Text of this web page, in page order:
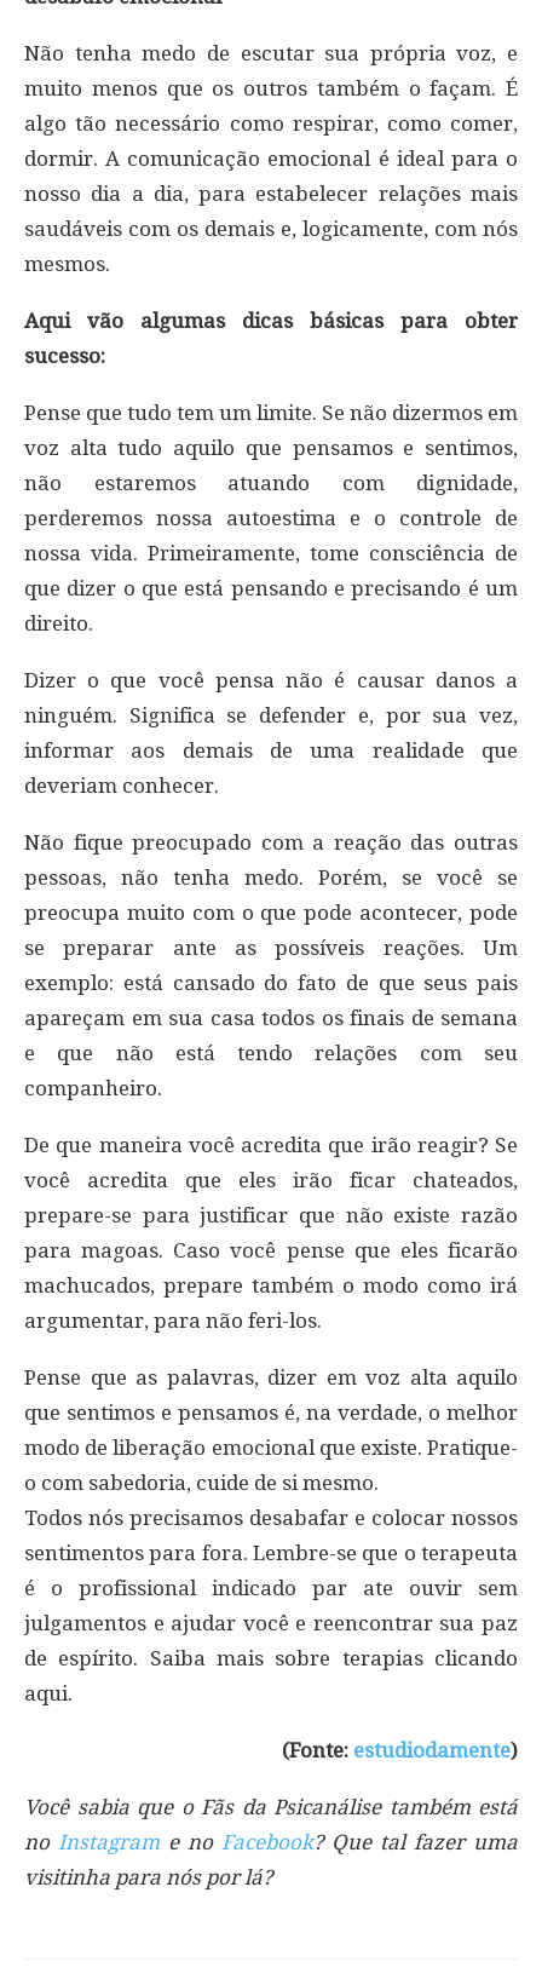
Não tenha medo de escutar sua própria voz, e
muito menos que os outros também o façam. É
algo tão necessário como respirar, como comer,
dormir. A comunicação emocional é ideal para o
nosso dia a dia, para estabelecer relações mais
saudáveis com os demais e, logicamente, com nós
mesmos.
Aqui vão algumas dicas básicas para obter
sucesso:
Pense que tudo tem um limite. Se não dizermos em
voz alta tudo aquilo que pensamos e sentimos,
não estaremos atuando com dignidade,
perderemos nossa autoestima e o controle de
nossa vida. Primeiramente, tome consciência de
que dizer o que está pensando e precisando é um
direito.
Dizer o que você pensa não é causar danos a
ninguém. Significa se defender e, por sua vez,
informar aos demais de uma realidade que
deveriam conhecer.
Não fique preocupado com a reação das outras
pessoas, não tenha medo. Porém, se você se
preocupa muito com o que pode acontecer, pode
se preparar ante as possíveis reações. Um
exemplo: está cansado do fato de que seus pais
apareçam em sua casa todos os finais de semana
e que não está tendo relações com seu
companheiro.
De que maneira você acredita que irão reagir? Se
você acredita que eles irão ficar chateados,
prepare-se para justificar que não existe razão
para magoas. Caso você pense que eles ficarão
machucados, prepare também o modo como irá
argumentar, para não feri-los.
Pense que as palavras, dizer em voz alta aquilo
que sentimos e pensamos é, na verdade, o melhor
modo de liberação emocional que existe. Pratique-
o com sabedoria, cuide de si mesmo.
Todos nós precisamos desabafar e colocar nossos
sentimentos para fora. Lembre-se que o terapeuta
é o profissional indicado par ate ouvir sem
julgamentos e ajudar você e reencontrar sua paz
de espírito. Saiba mais sobre terapias clicando
aqui.
(Fonte: estudiodamente)
Você sabia que o Fãs da Psicanálise também está
no Instagrame no Facebook? Que tal fazer uma
visitinha para nós por lá?